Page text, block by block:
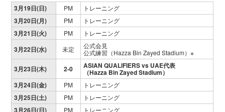
3月19日(日) PM トレーニング
3月20日(月) PM トレーニング
3月21日(火) PM トレーニング
3月22日(水) 未定
公式会見
公式練習（Hazza Bin Zayed Stadium）※
3月23日(木) 2-0 ASIAN QUALIFIERS vs UAE代表
（Hazza Bin Zayed Stadium）
3月24日(金)
PM トレーニング
3月25日(土) PM トレーニング
3月26日(日) PM トレーニング